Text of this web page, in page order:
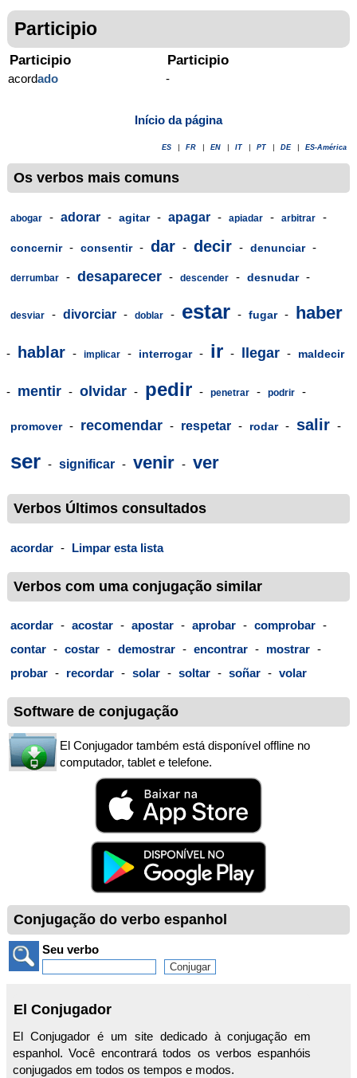
Participio
Participio
acordado
Participio
-
Início da página
ES FR EN IT PT DE ES-América
Os verbos mais comuns
abogar - adorar - agitar - apagar - apiadar - arbitrar -
concernir - consentir - dar - decir - denunciar -
derrumbar - desaparecer - descender - desnudar -
desviar - divorciar - doblar - estar - fugar - haber
- hablar - implicar - interrogar - ir - llegar - maldecir
- mentir - olvidar - pedir - penetrar - podrir -
promover - recomendar - respetar - rodar - salir -
ser - significar - venir - ver
Verbos Últimos consultados
acordar - Limpar esta lista
Verbos com uma conjugação similar
acordar - acostar - apostar - aprobar - comprobar -
contar - costar - demostrar - encontrar - mostrar -
probar - recordar - solar - soltar - soñar - volar
Software de conjugação
El Conjugador também está disponível offline no
computador, tablet e telefone.
Conjugação do verbo espanhol
Seu verbo
El Conjugador
El Conjugador é um site dedicado à conjugação em
espanhol. Você encontrará todos os verbos espanhóis
conjugados em todos os tempos e modos.